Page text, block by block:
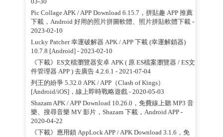
Pic Collage APK / APP Download 6.15.7，拼貼趣 APP 推薦
下載，Android 好用的照片拼圖軟體、照片拼貼軟體下載-
2023-02-10
Lucky Patcher 幸運破解器 APK / APP 下載 (幸運解鎖器)
10.7.8 [Android] - 2023-02-10
《下載》ES文檔瀏覽器安卓 APK ( 原 ES檔案瀏覽器 / ES文
件管理器 APP ) 去廣告 4.2.6.1 - 2021-07-04
列王的紛爭 5.32.0 APK / APP（Clash of Kings）
[Android/iOS]，線上即時戰略遊戲- 2020-05-03
Shazam APK / APP Download 10.26.0，免費線上聽 MP3 音
樂、搜尋音樂 MV 影片，Shazam 下載，Android APP-
2020-04-22
《下載》應用鎖 AppLock APP / APK Download 3.1.6，免